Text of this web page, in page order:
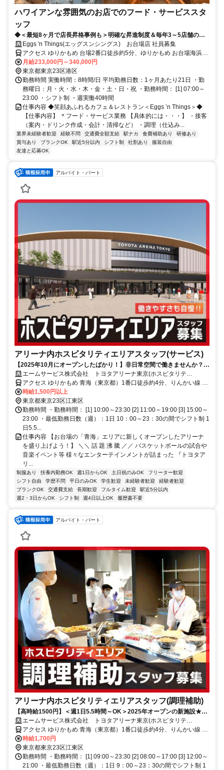
ハワイアンな雰囲気のお店でのフード・サービススタ
ッフ
◆＜最短8ヶ月で店長昇格事例も＞明確な昇進制度＆毎年3～5店舗の出
店で、20代店長が続々誕生♪◆
Eggs 'n Things(エッグスンシングス) お台場店 社員募集
アクセス ゆりかもめ 台場2番口徒歩約5分、ゆりかもめ お台場海浜公
園2番口徒歩約7分、りんかい線 東京テレポートB口徒歩約8分 台場駅
徒歩5分お台場海浜公園駅徒歩7分東京テレポート駅徒歩9分
月給233,000円～340,000円
東京都東京23区港区
勤務時間 実働時間：8時間/日 平均勤務日数：1ヶ月あたり21日 ・勤
務曜日：月・火・水・木・金・土・日・祝 ・勤務時間： [1] 07:00～
23:00 ・シフト制 ・週実働40時間
仕事内容 ◆笑顔あふれるカフェ＆レストラン＜Eggs ’n Things＞◆
【仕事内容】 ＊フード・サービス業務 【具体的には・・・】 ・接客
（案内・ドリンク作成・会計・清掃など） ・調理（仕込み...
業界未経験者歓迎 経験不問 交通費全額支給 駅ナカ 食費補助あり
研修あり
賞与あり
ブランクOK 駅近5分以内 シフト制 社割あり
服装自由
友達と応募OK
アルバイト・パート
アリーナ内ホスピタリティエリアスタッフ(サービス)
【2025年10月にオープンしたばかり！】非日常空間で働きませんか？週
1日～OK！未経験者も大歓迎！
エームサービス株式会社 トヨタアリーナ東京(ホスピタリテ
ィ)-7497
アクセス ゆりかもめ 青海（東京都）1番口徒歩約4分、りんかい線 東
京テレポートA口徒歩約8分、ゆりかもめ 東京ビッグサイト（ゆりか
もめ）1番口徒歩約12分
時給1,500円以上
東京都東京23区江東区
勤務時間 ・勤務時間： [1] 10:00～23:30 [2] 11:00～19:00 [3] 15:00～
23:00 ・最低勤務日数（週）：1日 10：00～23：30の間でシフト制 1
日5.5...
仕事内容 【お台場の「青海」エリアに新しくオープンしたアリーナ
を盛り上げよう！】 ＼＼ 話 題 沸 騰 ／／ バスケットボールの試合や
音楽イベント等 様々なエンターテインメントが詰まった 『トヨタア
リ...
制服あり 扶養内勤務OK 週1日からOK 土日祝のみOK
フリーター歓迎
シフト自由
学歴不問 平日のみOK 学生歓迎 未経験者歓迎
経験者歓迎
ブランクOK
交通費支給 長期歓迎 フルタイム歓迎
駅近5分以内
週2・3日からOK
シフト制 週4日以上OK 履歴書不要
アルバイト・パート
アリーナ内ホスピタリティエリアスタッフ(調理補助)
【高時給1500円】＜週1日5.5時間～OK＞2025年オープンの新施設★未
経験歓迎！家庭との両立◎
エームサービス株式会社 トヨタアリーナ東京(ホスピタリテ
ィ)-7497
アクセス ゆりかもめ 青海（東京都）1番口徒歩約4分、りんかい線 東
京テレポートA口徒歩約8分、ゆりかもめ 東京ビッグサイト（ゆりか
もめ）1番口徒歩約12分
時給1,700円
東京都東京23区江東区
勤務時間 ・勤務時間： [1] 09:00～23:30 [2] 08:00～17:00 [3] 12:00～
21:00 ・最低勤務日数（週）：1日 9：00～23：30の間でシフト制 1